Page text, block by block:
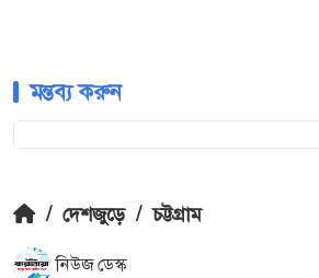
মন্তব্য করুন
/ দেশজুড়ে / চট্টগ্রাম
নিউজ ডেস্ক